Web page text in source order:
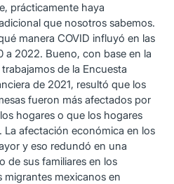
prácticamente haya
que nosotros sabemos.
manera COVID influyó en las
a 2022. Bueno, con base en la
de la Encuesta
de 2021, resultó que los
fueron más afectados por
hogares o que los hogares
La afectación económica en los
y eso redundó en una
de sus familiares en los
migrantes mexicanos en